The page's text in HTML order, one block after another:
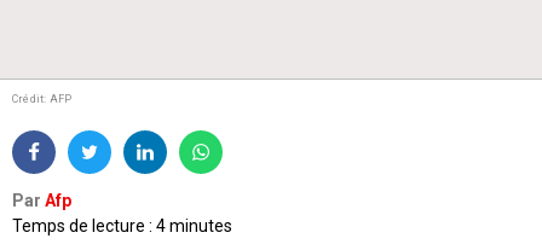
Crédit: AFP
Par Afp
Temps de lecture : 4 minutes